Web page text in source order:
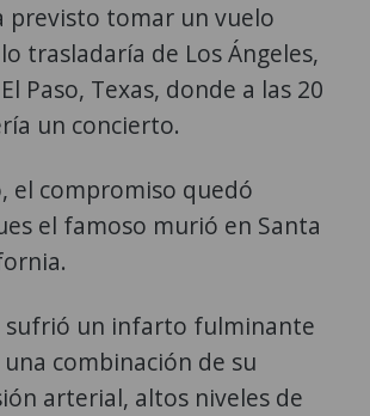
previsto tomar un vuelo
trasladaría de Los Ángeles,
Paso, Texas, donde a las 20
un concierto.
el compromiso quedó
el famoso murió en Santa
sufrió un infarto fulminante
combinación de su
arterial, altos niveles de